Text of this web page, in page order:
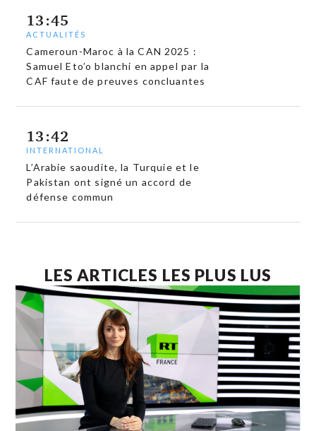
13:45
ACTUALITÉS
Cameroun-Maroc à la CAN 2025 :
Samuel Eto’o blanchi en appel par la
CAF faute de preuves concluantes
13:42
INTERNATIONAL
L’Arabie saoudite, la Turquie et le
Pakistan ont signé un accord de
défense commun
LES ARTICLES LES PLUS LUS